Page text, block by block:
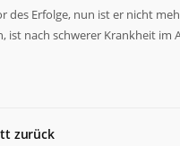
des Erfolge, nun ist er nicht
ist nach schwerer Krankheit im
zurück